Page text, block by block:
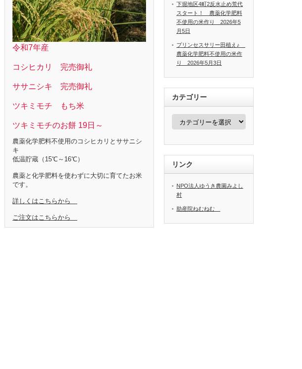
令和7年産
コシヒカリ 完売御礼
ササニシキ 完売御礼
ツキミモチ もち米
ツキミモチのお餅 19日～
農薬化学肥料不使用のコシヒカリとササニシ
キ
低温貯蔵（15℃～16℃）
農薬と化学肥料を使わずに大切に育てたお米
です。
詳しくはこちらから
ご注文はこちらから
下堀地区4町2反水止め荒代
スタート！ 農薬化学肥料
不使用の米作り 2026年5
月5日
プリンセスサリー田植え♪
農薬化学肥料不使用の米作
り 2026年5月3日
カテゴリー
カ
ー
リンク
NPO法人ゆうき農園みよし
村
助産院ねむねむ